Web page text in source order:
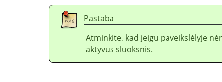
Pastaba
Atminkite, kad jeigu paveikslėlyje
aktyvus sluoksnis.